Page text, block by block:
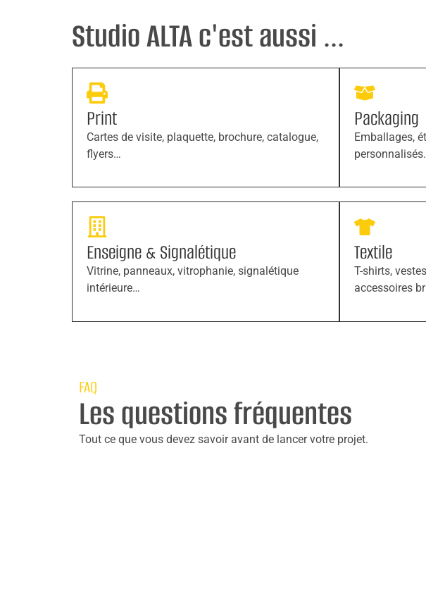
Studio ALTA c'est aussi ...
Print
Cartes de visite, plaquette, brochure, catalogue,
flyers…
Packaging
Emballages,
Enseigne & Signalétique
Vitrine, panneaux, vitrophanie, signalétique
intérieure…
Textile
T-shirts,
accessoires
FAQ
Les questions fréquentes
Tout ce que vous devez savoir avant de lancer votre projet.